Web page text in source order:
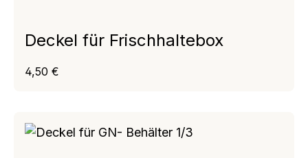
Deckel für Frischhaltebox
Regulärer Preis:
4,50 €